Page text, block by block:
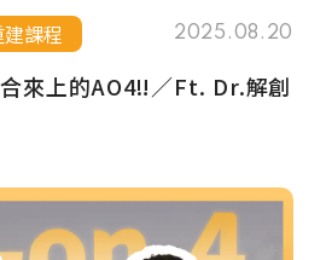
課程 2025.08.20
來上的AO4‼️／Ft. Dr.解創